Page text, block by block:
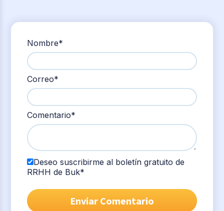
Nombre*
Correo*
Comentario*
Deseo suscribirme al boletín gratuito de
RRHH de Buk*